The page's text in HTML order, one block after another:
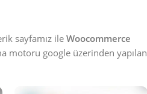
sayfamız ile Woocommerce
motoru google üzerinden yapılan